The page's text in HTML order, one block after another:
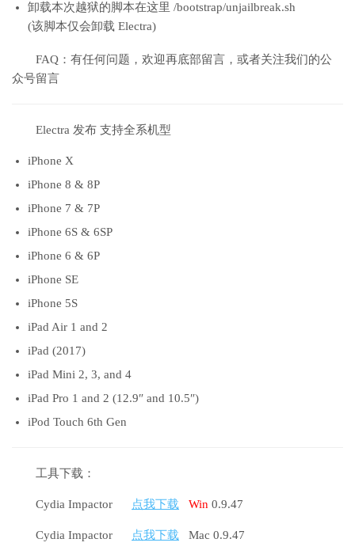
卸载本次越狱的脚本在这里 /bootstrap/unjailbreak.sh
(该脚本仅会卸载 Electra)
FAQ：有任何问题，欢迎再底部留言，或者关注我们的公
众号留言
Electra 发布 支持全系机型
iPhone X
iPhone 8 & 8P
iPhone 7 & 7P
iPhone 6S & 6SP
iPhone 6 & 6P
iPhone SE
iPhone 5S
iPad Air 1 and 2
iPad (2017)
iPad Mini 2, 3, and 4
iPad Pro 1 and 2 (12.9″ and 10.5″)
iPod Touch 6th Gen
工具下载：
Cydia Impactor 点我下载 Win 0.9.47
Cydia Impactor 点我下载 Mac 0.9.47